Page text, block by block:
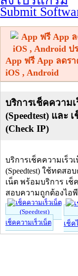
Submit
App ฟรี App ลดร
iOS , Android
บริการเช็คความเ
(Speedtest) และ
(Check IP)
บริการเช็คความเร็ว
(Speedtest) ใช้ทดสอ
เน็ต พร้อมบริการ เช็
สอบความถูกต้องไอ
เช็คความเร็วเน็ต เช็ค